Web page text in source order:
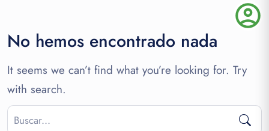
No hemos encontrado nada
It seems we can’t find what you’re looking for. Try
with search.
account_circle